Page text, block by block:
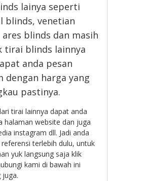
lainya seperti
blinds, venetian
blinds dan masih
tirai blinds lainnya
anda pesan
dengan harga yang
pastinya.
tirai lainnya dapat anda
halaman website dan juga
instagram dll. Jadi anda
terlebih dulu, untuk
yuk langsung saja klik
kami di bawah ini
juga.